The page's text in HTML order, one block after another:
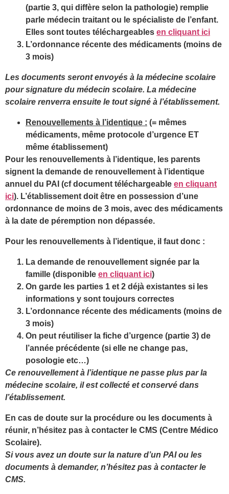
(partie 3, qui diffère selon la pathologie) remplie
parle médecin traitant ou le spécialiste de l’enfant.
Elles sont toutes téléchargeables en cliquant ici
L’ordonnance récente des médicaments (moins de
3 mois)
Les documents seront envoyés à la médecine scolaire
pour signature du médecin scolaire. La médecine
scolaire renverra ensuite le tout signé à l’établissement.
Renouvellements à l’identique : (= mêmes
médicaments, même protocole d’urgence ET
même établissement)
Pour les renouvellements à l’identique, les parents
signent la demande de renouvellement à l’identique
annuel du PAI (cf document téléchargeable en cliquant
ici). L’établissement doit être en possession d’une
ordonnance de moins de 3 mois, avec des médicaments
à la date de péremption non dépassée.
Pour les renouvellements à l’identique, il faut donc :
La demande de renouvellement signée par la
famille (disponible en cliquant ici)
On garde les parties 1 et 2 déjà existantes si les
informations y sont toujours correctes
L’ordonnance récente des médicaments (moins de
3 mois)
On peut réutiliser la fiche d’urgence (partie 3) de
l’année précédente (si elle ne change pas,
posologie etc…)
Ce renouvellement à l’identique ne passe plus par la
médecine scolaire, il est collecté et conservé dans
l’établissement.
En cas de doute sur la procédure ou les documents à
réunir, n’hésitez pas à contacter le CMS (Centre Médico
Scolaire).
Si vous avez un doute sur la nature d’un PAI ou les
documents à demander, n’hésitez pas à contacter le
CMS.